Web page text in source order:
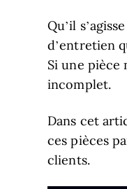
Qu’il
d’entretien
Si une pièce
incomplet.
Dans cet
ces pièces
clients.